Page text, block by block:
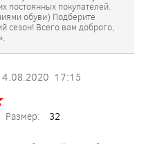
постоянных покупателей.
обуви) Подберите
сезон! Всего вам доброго,
17:15
Размер: 32